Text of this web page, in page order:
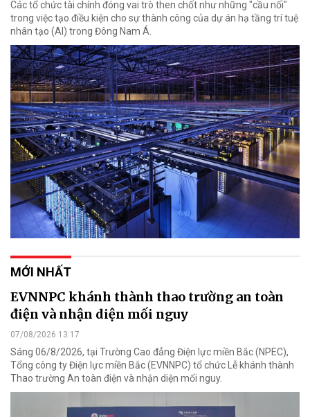
Các tổ chức tài chính đóng vai trò then chốt như những "cầu nối"
trong việc tạo điều kiện cho sự thành công của dự án hạ tầng trí tuệ
nhân tạo (AI) trong Đông Nam Á.
MỚI NHẤT
EVNNPC khánh thành thao trường an toàn
điện và nhận diện mối nguy
07/08/2026 13:17
Sáng 06/8/2026, tại Trường Cao đẳng Điện lực miền Bắc (NPEC),
Tổng công ty Điện lực miền Bắc (EVNNPC) tổ chức Lễ khánh thành
Thao trường An toàn điện và nhận diện mối nguy.